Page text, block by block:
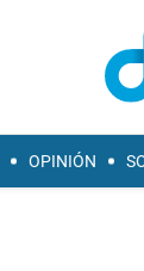
OPINIÓN